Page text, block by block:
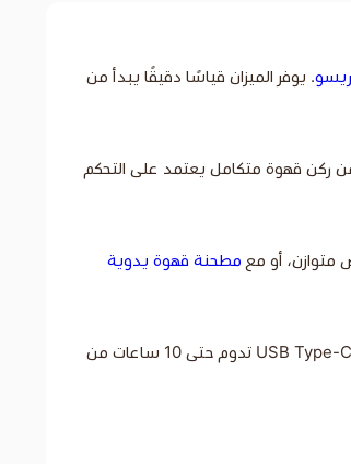
. يوفر الميزان قياسًا دقيقًا يبدأ من
ركن قهوة متكامل يعتمد على التحكم
أو مع مطحنة قهوة يدوية
يتميز الميزان بتصميم عصري عملي مع شاشة LED مخفية وواضحة، وأزرار لمس حساسة، وسطح مقاوم للحرارة، إضافة إلى بطارية ليثيوم قابلة لإعادة الشحن عبر USB Type-C تدوم حتى 10 ساعات من